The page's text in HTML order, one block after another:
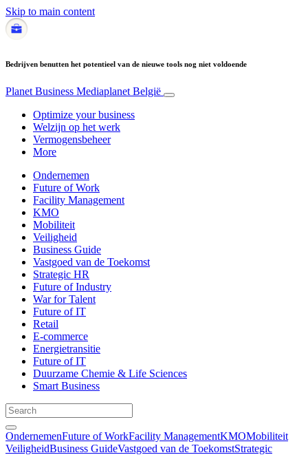
Skip to main content
Bedrijven benutten het potentieel van de nieuwe tools nog niet voldoende
Planet Business Mediaplanet België
Optimize your business
Welzijn op het werk
Vermogensbeheer
More
Ondernemen
Future of Work
Facility Management
KMO
Mobiliteit
Veiligheid
Business Guide
Vastgoed van de Toekomst
Strategic HR
Future of Industry
War for Talent
Future of IT
Retail
E-commerce
Energietransitie
Future of IT
Duurzame Chemie & Life Sciences
Smart Business
OndernemenFuture of WorkFacility ManagementKMOMobiliteit
VeiligheidBusiness GuideVastgoed van de ToekomstStrategic